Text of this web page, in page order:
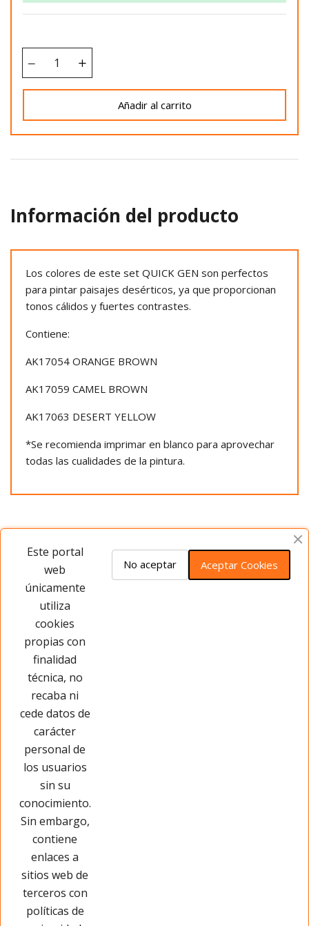
Añadir al carrito
Información del producto
Los colores de este set QUICK GEN son perfectos
para pintar paisajes desérticos, ya que proporcionan
tonos cálidos y fuertes contrastes.
Contiene:
AK17054 ORANGE BROWN
AK17059 CAMEL BROWN
AK17063 DESERT YELLOW
*Se recomienda imprimar en blanco para aprovechar
todas las cualidades de la pintura.
Opiniones del producto
Este producto no tiene opiniones ¡Sé
Este portal
web
únicamente
utiliza
cookies
propias con
finalidad
técnica, no
recaba ni
cede datos de
carácter
personal de
los usuarios
sin su
conocimiento.
Sin embargo,
contiene
enlaces a
sitios web de
terceros con
políticas de
Aceptar Cookies
No aceptar